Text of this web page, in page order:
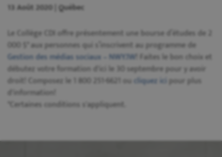
13 Août 2020 | Québec
Le Collège CDI offre présentement une bourse d’études de 2
000 $* aux personnes qui s’inscrivent au programme de
Gestion des médias sociaux – NWY.1W! Faites le bon choix et
débutez votre formation d'ici le 30 septembre pour y avoir
droit! Composez le 1 800 251-6621 ou cliquez ici pour plus
d'information!
*Certaines conditions s'appliquent.